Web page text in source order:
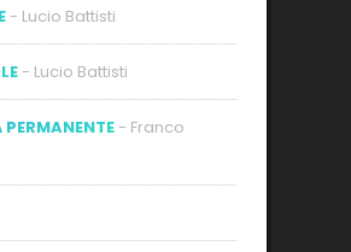
- Lucio Battisti
- Lucio Battisti
- Franco